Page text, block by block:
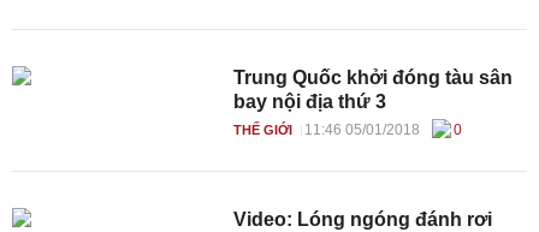
Trung Quốc khởi đóng tàu sân
bay nội địa thứ 3
THẾ GIỚI 11:46 05/01/2018 0
Video: Lóng ngóng đánh rơi